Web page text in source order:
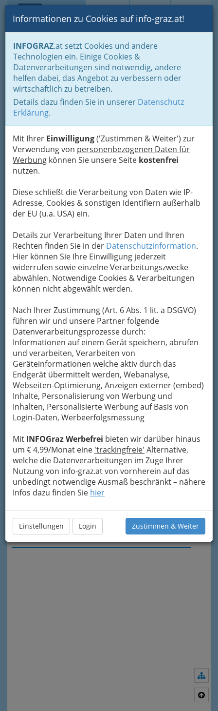
Suche Login Toggle
Informationen zu Cookies auf info-graz.at!
INFOGRAZ.at setzt Cookies und andere
Technologien ein. Einige Cookies &
Datenverarbeitungen sind notwendig, andere
helfen dabei, das Angebot zu verbessern oder
wirtschaftlich zu betreiben.
Details dazu finden Sie in unserer Datenschutz
Erklärung.
Mit Ihrer Einwilligung('Zustimmen & Weiter') zur
Verwendung von personenbezogenen Daten für
Werbung können Sie unsere Seite kostenfrei
nutzen.
Diese schließt die Verarbeitung von Daten wie IP-
Adresse, Cookies & sonstigen Identifiern außerhalb
der EU (u.a. USA) ein.
Details zur Verarbeitung Ihrer Daten und Ihren
Rechten finden Sie in der Datenschutzinformation.
Hier können Sie Ihre Einwilligung jederzeit
widerrufen sowie einzelne Verarbeitungszwecke
abwählen. Notwendige Cookies & Verarbeitungen
können nicht abgewählt werden.
Nach Ihrer Zustimmung (Art. 6 Abs. 1 lit. a DSGVO)
führen wir und unsere Partner folgende
Datenverarbeitungsprozesse durch:
Informationen auf einem Gerät speichern, abrufen
und verarbeiten, Verarbeiten von
Geräteinformationen welche aktiv durch das
Endgerät übermittelt werden, Webanalyse,
Webseiten-Optimierung, Anzeigen externer (embed)
Inhalte, Personalisierung von Werbung und
Inhalten, Personalisierte Werbung auf Basis von
Login-Daten, Werbeerfolgsmessung
Mit INFOGraz Werbefrei bieten wir darüber hinaus
um € 4,99/Monat eine 'trackingfreie' Alternative,
welche die Datenverarbeitungen im Zuge Ihrer
Nutzung von info-graz.at von vornherein auf das
unbedingt notwendige Ausmaß beschränkt – nähere
Infos dazu finden Sie hier
Einstellungen Login Zustimmen & Weiter
Home Branchen
Notdienste für (fast) alle Fälle
Apothekennotdienst
Dreifaltigkeits - Apotheke
Lazarettgasse 1, 8020 Graz
+43 316 711 987
+43 316 711 987-6
Karte
Kontaktaufnahme
bewahren, verwenden wir an dieser Stelle zur
Übermittlung Ihrer Nachricht ein sicheres
Formular. Ihre Nachricht wird nach dem
Absenden umgehend per Mail an das
Unternehmen Dreifaltigkeits - Apotheke
weitergeleitet.
Meine Email Adresse
Mein Betreff
Meine Nachricht
Meine Nachricht senden